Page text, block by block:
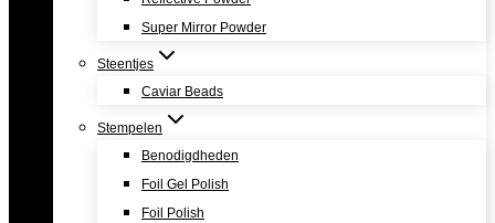
Super Mirror Powder
Steentjes
Caviar Beads
Stempelen
Benodigdheden
Foil Gel Polish
Foil Polish